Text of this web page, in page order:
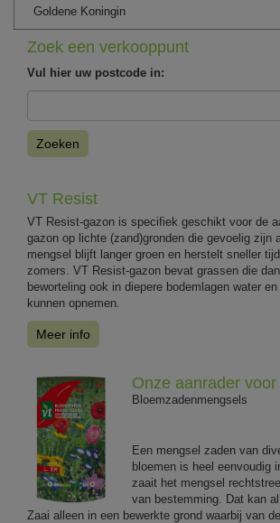
Goldene Koningin
Zoek een verkooppunt
Vul hier uw postcode in:
Zoeken
VT Resist
VT Resist-gazon is specifiek geschikt voor de
gazon op lichte (zand)gronden die gevoelig zijn
mengsel blijft langer groen en herstelt sneller
zomers. VT Resist-gazon bevat grassen die
beworteling ook in diepere bodemlagen water
kunnen opnemen.
Meer info
Onze aanrader voor
Bloemzadenmengsels
Een mengsel zaden van
bloemen is heel eenvoudig
zaait het mengsel
van bestemming. Dat kan al
Zaai alleen in een bewerkte grond waarbij van